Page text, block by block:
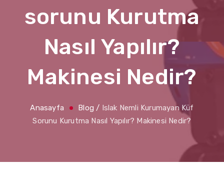
sorunu Kurutma
Nasıl Yapılır?
Makinesi Nedir?
Anasayfa Blog / Islak Nemli Kurumayan Küf
Sorunu Kurutma Nasıl Yapılır? Makinesi Nedir?